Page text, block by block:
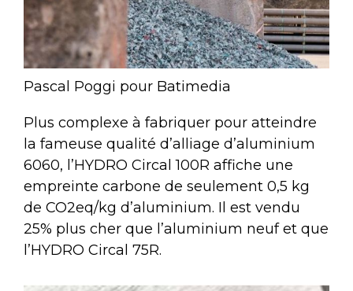
Pascal Poggi pour Batimedia
Plus complexe à fabriquer pour atteindre
la fameuse qualité d’alliage d’aluminium
6060, l’HYDRO Circal 100R affiche une
empreinte carbone de seulement 0,5 kg
de CO2eq/kg d’aluminium. Il est vendu
25% plus cher que l’aluminium neuf et que
l’HYDRO Circal 75R.